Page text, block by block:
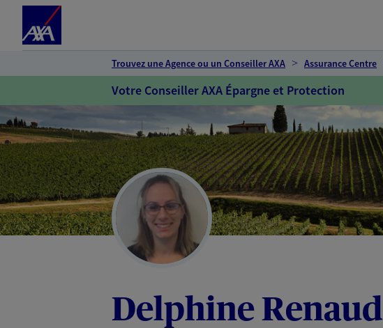
Trouvez une Agence ou un Conseiller AXA Assurance Centre
Votre Conseiller AXA Épargne et Protection
Delphine Renaud